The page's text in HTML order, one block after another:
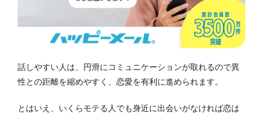
話しやすい人は、円滑にコミュニケーションが取れるので異
性との距離を縮めやすく、恋愛を有利に進められます。
とはいえ、いくらモテる人でも身近に出会いがなければ恋は